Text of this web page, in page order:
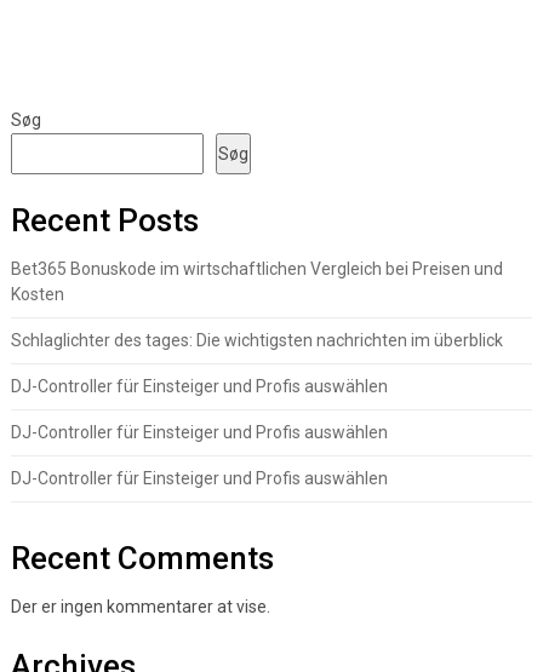
Søg
Søg
Recent Posts
Bet365 Bonuskode im wirtschaftlichen Vergleich bei Preisen und
Kosten
Schlaglichter des tages: Die wichtigsten nachrichten im überblick
DJ-Controller für Einsteiger und Profis auswählen
DJ-Controller für Einsteiger und Profis auswählen
DJ-Controller für Einsteiger und Profis auswählen
Recent Comments
Der er ingen kommentarer at vise.